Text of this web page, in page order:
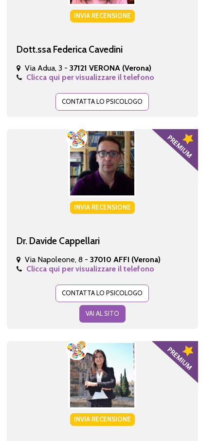
INVIA RECENSIONE
Dott.ssa Federica Cavedini
Via Adua, 3 - 37121 VERONA (Verona)
Clicca qui per visualizzare il telefono
CONTATTA LO PSICOLOGO
INVIA RECENSIONE
Dr. Davide Cappellari
Via Napoleone, 8 - 37010 AFFI (Verona)
Clicca qui per visualizzare il telefono
CONTATTA LO PSICOLOGO
VAI AL SITO
INVIA RECENSIONE